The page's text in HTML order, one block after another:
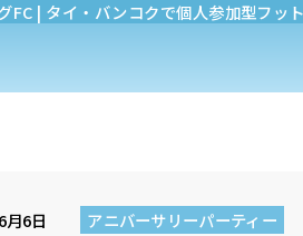
FC | タイ・バンコクで個人参加型フッ
月6日 アニバーサリーパーティー